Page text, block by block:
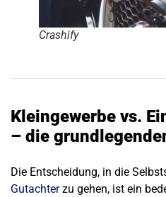
Crashify
Kleingewerbe vs.
– die
Die Entscheidung, in die
Gutachterzu gehen, ist ein